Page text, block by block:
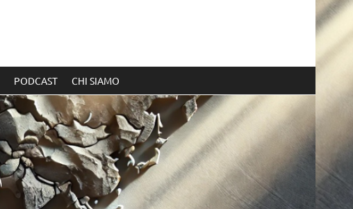
PODCAST CHI SIAMO